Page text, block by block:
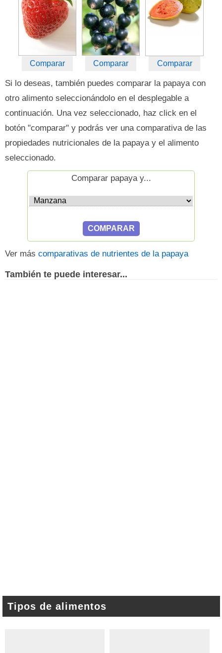
Comparar Comparar Comparar
Si lo deseas, también puedes comparar la papaya con
otro alimento seleccionándolo en el desplegable a
continuación. Una vez seleccionado, haz click en el
botón "comparar" y podrás ver una comparativa de las
propiedades nutricionales de la papaya y el alimento
seleccionado.
Comparar papaya y...
Ver más comparativas de nutrientes de la papaya
También te puede interesar...
Tipos de alimentos